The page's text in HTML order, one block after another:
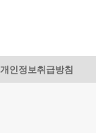
개인정보취급방침